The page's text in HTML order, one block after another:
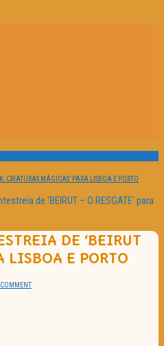
CRIATURAS MÁGICAS’ PARA LISBOA E PORTO
de ‘BEIRUT – O RESGATE’ para
DE ‘BEIRUT
LISBOA E PORTO